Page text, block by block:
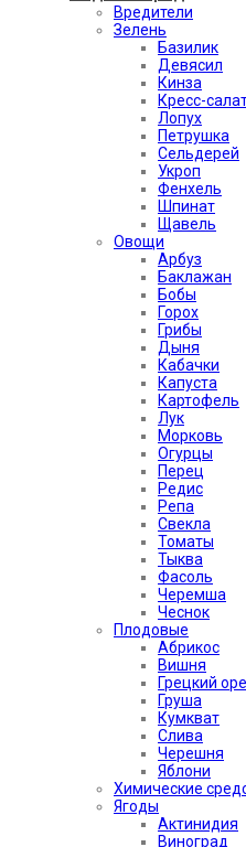
Вредители
Зелень
Базилик
Девясил
Кинза
Кресс-
Лопух
Петрушка
Сельдерей
Укроп
Фенхель
Шпинат
Щавель
Овощи
Арбуз
Баклажан
Бобы
Горох
Грибы
Дыня
Кабачки
Капуста
Картофель
Лук
Морковь
Огурцы
Перец
Редис
Репа
Свекла
Томаты
Тыква
Фасоль
Черемша
Чеснок
Плодовые
Абрикос
Вишня
Грецкий
Груша
Кумкват
Слива
Черешня
Яблони
Химические
Ягоды
Актинидия
Виноград